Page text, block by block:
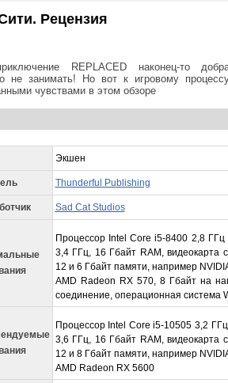
Рецензия
REPLACED наконец-то
не занимать! Но вот к игровому
чувствами в этом обзоре
Экшен
Thunderful Publishing
Sad Cat Studios
Процессор Intel Core i5-8400 2,8
3,4 ГГц, 16 Гбайт RAM, видеокарта
12 и 6 Гбайт памяти, например
AMD Radeon RX 570, 8 Гбайт на
соединение, операционная система
Процессор Intel Core i5-10505 3,2
3,6 ГГц, 16 Гбайт RAM, видеокарта
12 и 8 Гбайт памяти, например
AMD Radeon RX 5600